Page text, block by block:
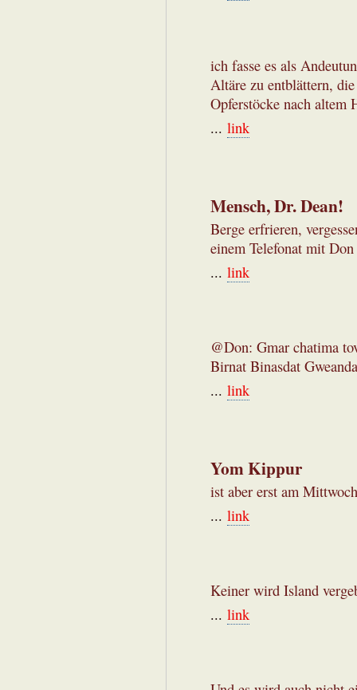
ich fasse es als
Altäre zu entblättern,
Opferstöcke nach altem
... link
Mensch, Dr. Dean!
Berge erfrieren,
einem Telefonat mit
... link
@Don: Gmar chatima
Birnat Binasdat
... link
Yom Kippur
ist aber erst am
... link
Keiner wird Island
... link